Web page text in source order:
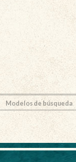
Modelos de búsqueda